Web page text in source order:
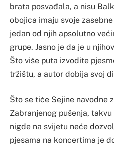
brata posvađala, a nisu
obojica imaju svoje
jedan od njih apsolutno
grupe. Jasno je da je u
Što više puta izvodite
tržištu, a autor dobija svoj
Što se tiče Sejine navodne
Zabranjenog pušenja,
nigde na svijetu neće
pjesama na koncertima je